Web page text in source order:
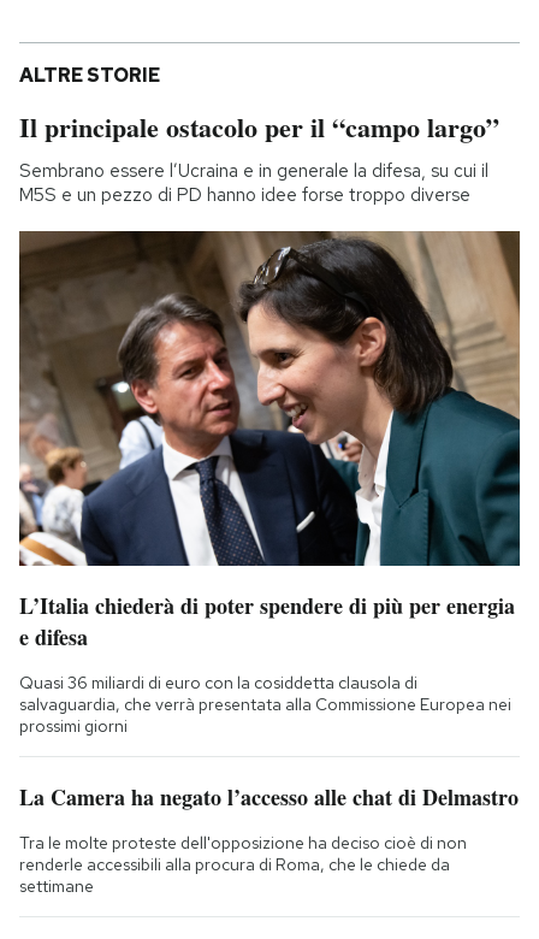
ALTRE STORIE
Il principale ostacolo per il “campo largo”
Sembrano essere l’Ucraina e in generale la difesa, su cui il
M5S e un pezzo di PD hanno idee forse troppo diverse
L’Italia chiederà di poter spendere di più per energia
e difesa
Quasi 36 miliardi di euro con la cosiddetta clausola di
salvaguardia, che verrà presentata alla Commissione Europea nei
prossimi giorni
La Camera ha negato l’accesso alle chat di Delmastro
Tra le molte proteste dell'opposizione ha deciso cioè di non
renderle accessibili alla procura di Roma, che le chiede da
settimane